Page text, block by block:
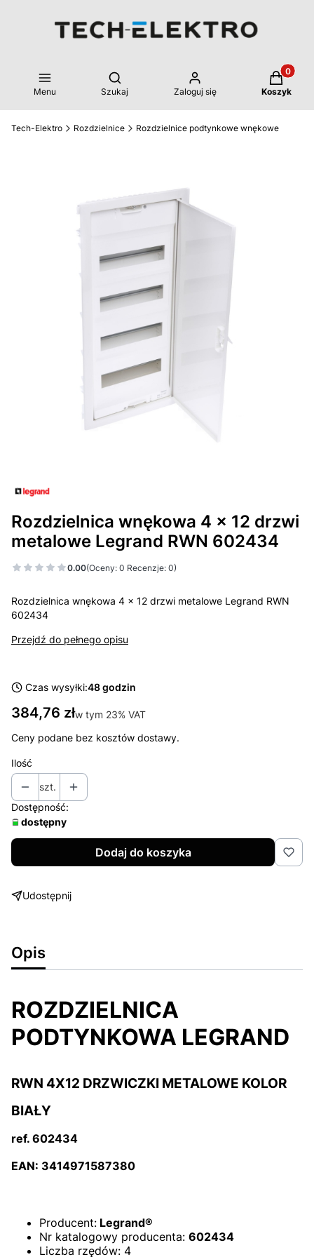
Menu
Otwórz wyszukiwarkę
Szukaj Zaloguj się Koszyk
Tech-Elektro Rozdzielnice Rozdzielnice podtynkowe wnękowe
Rozdzielnica wnękowa 4 x 12 drzwi
metalowe Legrand RWN 602434
0.00(Oceny: 0 Recenzje: 0)
Rozdzielnica wnękowa 4 x 12 drzwi metalowe Legrand RWN
602434
Przejdź do pełnego opisu
Czas wysyłki:48 godzin
Cena
384,76 złw tym 23% VAT
w tym 23% VAT
Ceny podane bez kosztów dostawy.
Ilość
szt.
Dostępność:
dostępny
Dodaj do koszyka
Udostępnij
Opis
ROZDZIELNICA
PODTYNKOWA LEGRAND
RWN 4X12 DRZWICZKI METALOWE KOLOR
BIAŁY
ref. 602434
EAN: 3414971587380
Producent: Legrand®
Nr katalogowy producenta: 602434
Liczba rzędów: 4